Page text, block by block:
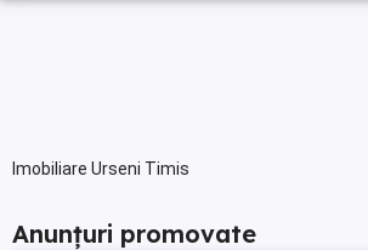
Imobiliare Urseni Timis
Anunțuri promovate